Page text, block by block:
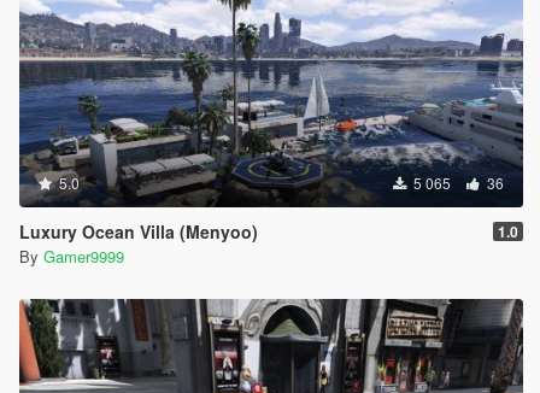
5.0 5 065 36
Luxury Ocean Villa (Menyoo) 1.0
By Gamer9999